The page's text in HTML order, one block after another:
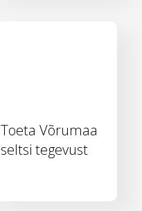
Toeta Võrumaa
seltsi tegevust